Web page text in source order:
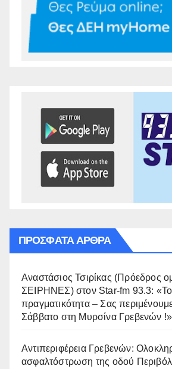
ΠΡΌΣΦΑΤΑ ΆΡΘΡΑ
Αναστάσιος Τσιρίκας (Πρόεδρος
ΣΕΙΡΗΝΕΣ) στον Star-fm 93.3: «Το
πραγματικότητα – Σας
Σάββατο στη Μυρσίνα Γρεβενών
Αντιπεριφέρεια Γρεβενών:
ασφαλτόστρωση της οδού